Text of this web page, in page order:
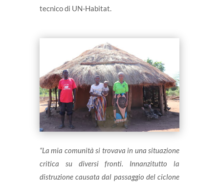
tecnico di UN-Habitat.
“La mia comunità si trovava in una situazione
critica su diversi fronti. Innanzitutto la
distruzione causata dal passaggio del ciclone